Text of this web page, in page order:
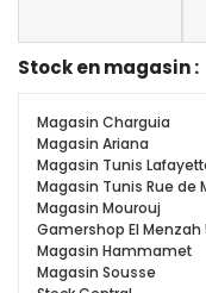
Stock en magasin :
Magasin Charguia
Magasin Ariana
Magasin Tunis
Magasin Tunis Rue de
Magasin Mourouj
Gamershop El Menzah
Magasin Hammamet
Magasin Sousse